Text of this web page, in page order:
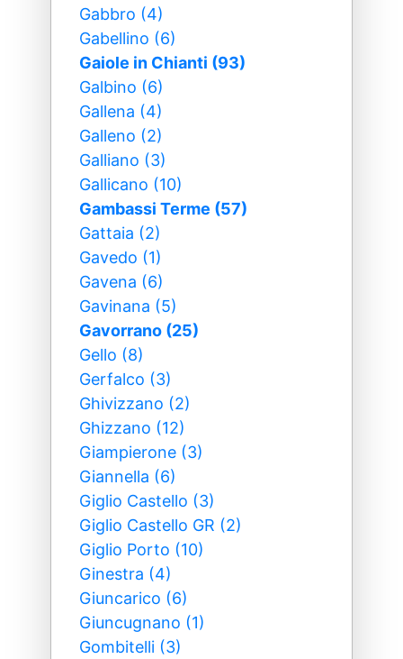
Gabbro (4)
Gabellino (6)
Gaiole in Chianti (93)
Galbino (6)
Gallena (4)
Galleno (2)
Galliano (3)
Gallicano (10)
Gambassi Terme (57)
Gattaia (2)
Gavedo (1)
Gavena (6)
Gavinana (5)
Gavorrano (25)
Gello (8)
Gerfalco (3)
Ghivizzano (2)
Ghizzano (12)
Giampierone (3)
Giannella (6)
Giglio Castello (3)
Giglio Castello GR (2)
Giglio Porto (10)
Ginestra (4)
Giuncarico (6)
Giuncugnano (1)
Gombitelli (3)